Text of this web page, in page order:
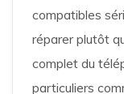
compatibles
réparer plutôt
complet du
particuliers